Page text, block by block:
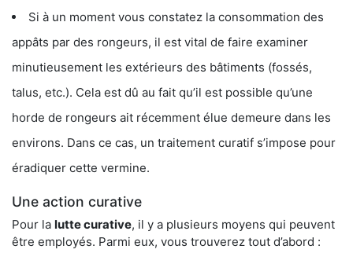
Si à un moment vous constatez la consommation des
appâts par des rongeurs, il est vital de faire examiner
minutieusement les extérieurs des bâtiments (fossés,
talus, etc.). Cela est dû au fait qu’il est possible qu’une
horde de rongeurs ait récemment élue demeure dans les
environs. Dans ce cas, un traitement curatif s’impose pour
éradiquer cette vermine.
Une action curative
Pour la lutte curative, il y a plusieurs moyens qui peuvent
être employés. Parmi eux, vous trouverez tout d’abord :